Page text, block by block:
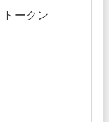
トークン